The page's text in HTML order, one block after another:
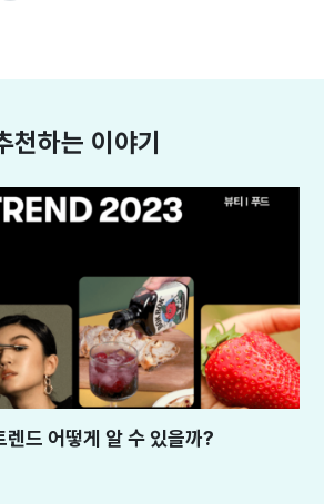
천하는 이야기
드 어떻게 알 수 있을까?